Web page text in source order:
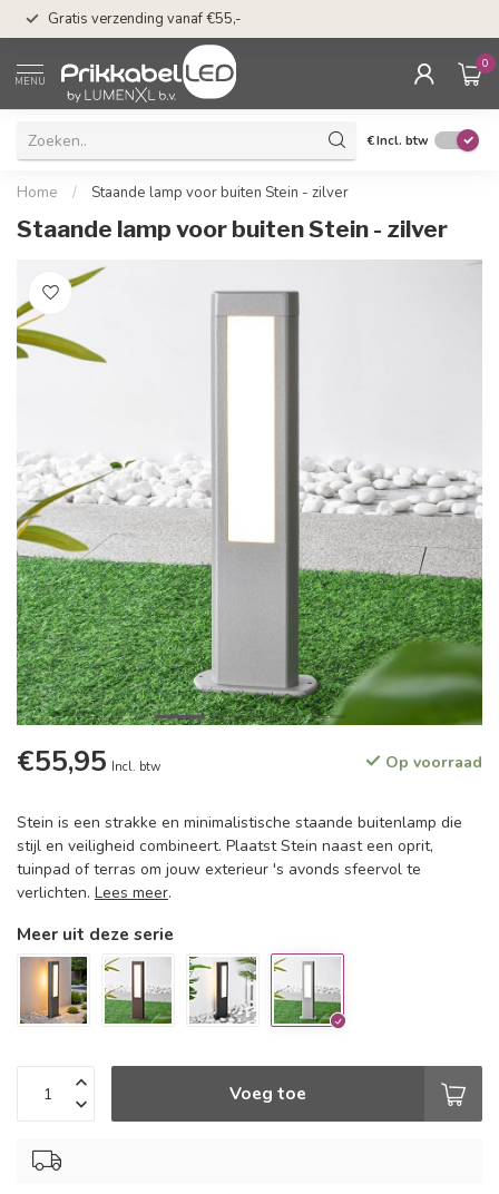
Gratis verzending vanaf €55,-
MENU
0
€Incl. btw
Home / Staande lamp voor buiten Stein - zilver
Staande lamp voor buiten Stein - zilver
€55,95 Incl. btw Op voorraad
Stein is een strakke en minimalistische staande buitenlamp die
stijl en veiligheid combineert. Plaatst Stein naast een oprit,
tuinpad of terras om jouw exterieur 's avonds sfeervol te
verlichten. Lees meer.
Meer uit deze serie
Voeg toe